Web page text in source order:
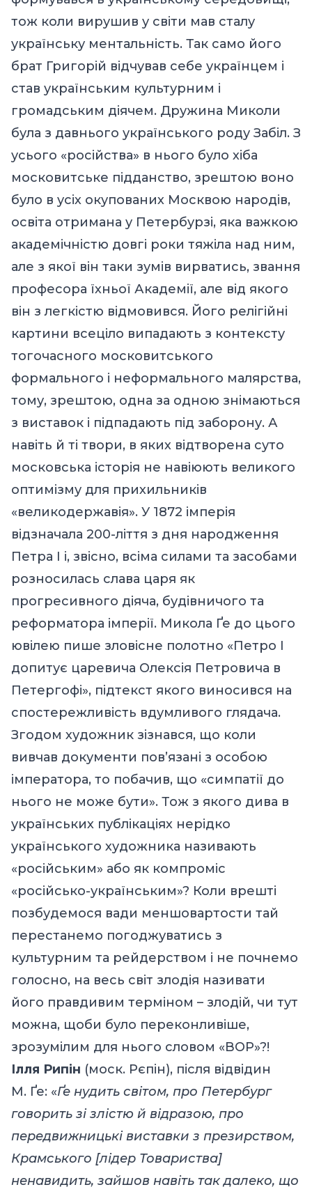
тож коли вирушив у світи мав сталу
українську ментальність. Так само його
брат Григорій відчував себе українцем і
став українським культурним і
громадським діячем. Дружина Миколи
була з давнього українського роду Забіл. З
усього «російства» в нього було хіба
московитське підданство, зрештою воно
було в усіх окупованих Москвою народів,
освіта отримана у Петербурзі, яка важкою
академічністю довгі роки тяжіла над ним,
але з якої він таки зумів вирватись, звання
професора їхньої Академії, але від якого
він з легкістю відмовився. Його релігійні
картини всеціло випадають з контексту
тогочасного московитського
формального і неформального малярства,
тому, зрештою, одна за одною знімаються
з виставок і підпадають під заборону. А
навіть й ті твори, в яких відтворена суто
московська історія не навіюють великого
оптимізму для прихильників
«великодержавія». У 1872 імперія
відзначала 200-ліття з дня народження
Петра І і, звісно, всіма силами та засобами
розносилась слава царя як
прогресивного діяча, будівничого та
реформатора імперії. Микола Ґе до цього
ювілею пише зловісне полотно «Петро І
допитує царевича Олексія Петровича в
Петергофі», підтекст якого виносився на
спостережливість вдумливого глядача.
Згодом художник зізнався, що коли
вивчав документи пов’язані з особою
імператора, то побачив, що «симпатії до
нього не може бути». Тож з якого дива в
українських публікаціях нерідко
українського художника називають
«російським» або як компроміс
«російсько-українським»? Коли врешті
позбудемося вади меншовартости тай
перестанемо погоджуватись з
культурним та рейдерством і не почнемо
голосно, на весь світ злодія називати
його правдивим терміном – злодій, чи тут
можна, щоби було переконливіше,
зрозумілим для нього словом «ВОР»?!
Ілля Рипін (моск. Рєпін), після відвідин
М. Ґе: «Ґе нудить світом, про Петербург
говорить зі злістю й відразою, про
передвижницькі виставки з презирством,
Крамського [лідер Товариства]
ненавидить, зайшов навіть так далеко, що